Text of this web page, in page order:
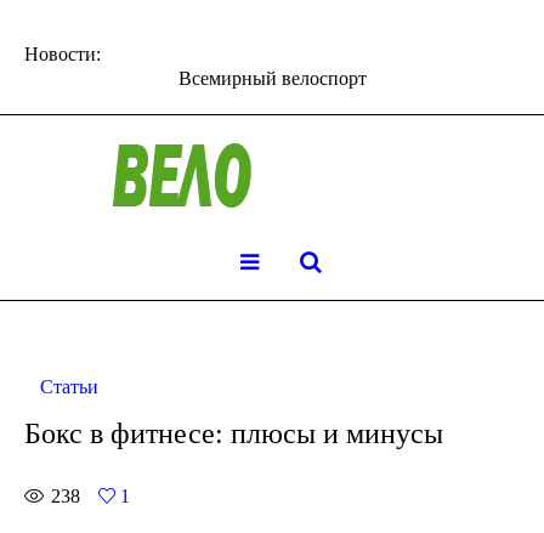
Новости:
Всемирный велоспорт
Статьи
Бокс в фитнесе: плюсы и минусы
238 1